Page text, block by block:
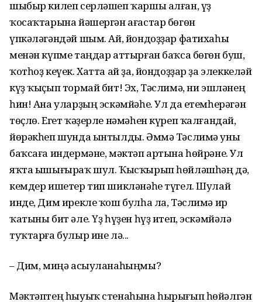
шыбыр килеп серләшеп ҡаршы алған, үҙ
ҡосаҡтарына йәшергән ағастар бөгөн
үпкәләгәндәй шым. Ай, йондоҙҙар фатихаһы
менән күпме таңдар аттырған баҡса бөгөн буш,
ҡотһоҙ кеүек. Хатта ай ҙа, йондоҙҙар ҙа элеккеләй
күҙ ҡыҫып тормай бит! Эх, Тәслимә, ни эшләнең
һин! Ана уларҙың эскәмйәһе. Ул да етемһерәгән
төҫлө. Егет ҡәҙерле нәмәһен күреп ҡалғандай,
йөрәкһеп шунда ынтылды. Әммә Тәслимә уны
баҡсаға индермәне, мәктәп артына һөйрәне. Ул
яҡта ышығыраҡ шул. Ҡысҡырып һөйләшһәң дә,
кемдер ишетер тип шикләнәһе түгел. Шулай
инде, Дим ирекле ҡош булһа ла, Тәслимә ир
ҡатыны бит әле. Үҙ һүҙен һүҙ итеп, эскәмйәлә
туҡтарға булыр ине лә...
– Дим, миңә асыуланаһыңмы?
Мәктәптең һыуыҡ стенаһына һырығып һөйәлгән